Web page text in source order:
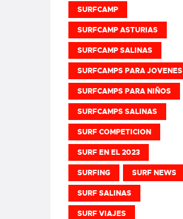
SURFCAMP
SURFCAMP ASTURIAS
SURFCAMP SALINAS
SURFCAMPS PARA JOVENES
SURFCAMPS PARA NIÑOS
SURFCAMPS SALINAS
SURF COMPETICION
SURF EN EL 2023
SURFING SURF NEWS
SURF SALINAS
SURF VIAJES